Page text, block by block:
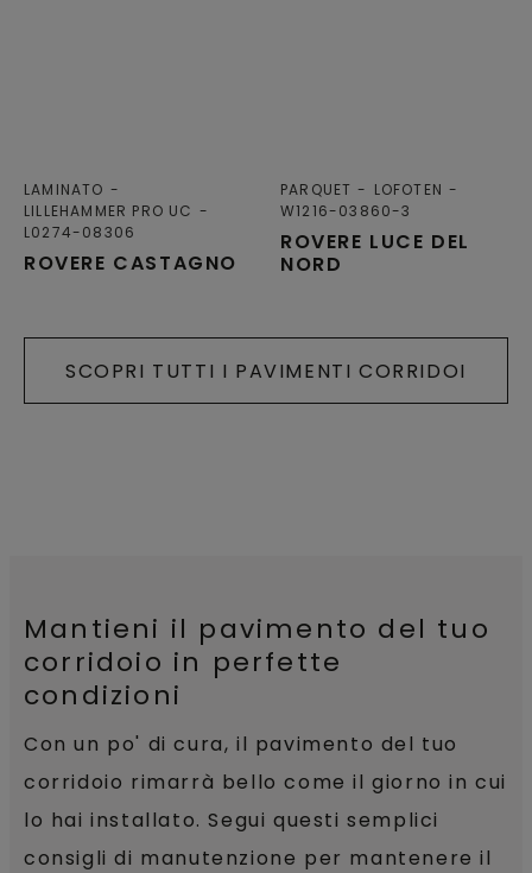
ROVERE CASTAGNO
LAMINATO
LILLEHAMMER PRO UC
L0274-08306
ROVERE LUCE DEL
NORD
PARQUET
LOFOTEN
W1216-03860-3
SCOPRI TUTTI I PAVIMENTI CORRIDOI
Mantieni il pavimento del tuo
corridoio in perfette
condizioni
Con un po' di cura, il pavimento del tuo
corridoio rimarrà bello come il giorno in cui
lo hai installato. Segui questi semplici
consigli di manutenzione per mantenere il